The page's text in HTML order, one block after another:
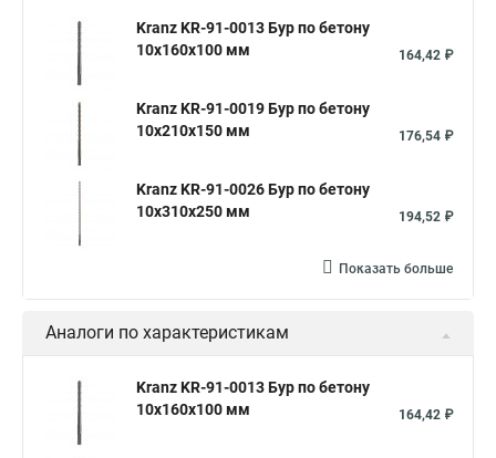
Kranz KR-91-0013 Бур по бетону
10x160x100 мм
164,42 ₽
Kranz KR-91-0019 Бур по бетону
10x210x150 мм
176,54 ₽
Kranz KR-91-0026 Бур по бетону
10x310x250 мм
194,52 ₽
Показать больше
Аналоги по характеристикам
Kranz KR-91-0013 Бур по бетону
10x160x100 мм
164,42 ₽